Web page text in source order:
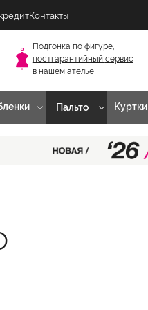
Контакты
Подгонка по фигуре,
постгарантийный сервис
в нашем ателье
Пальто Куртки